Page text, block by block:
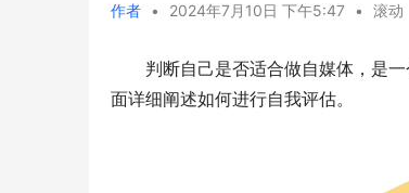
作者 • 2024年7月10日 下午5:47 • 滚动
判断自己是否适合做自媒体，是
面详细阐述如何进行自我评估。